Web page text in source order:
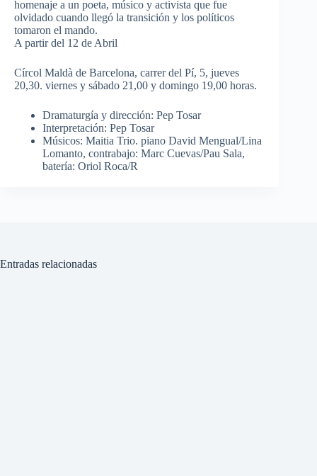
homenaje a un poeta, músico y activista que fue
olvidado cuando llegó la transición y los políticos
tomaron el mando.
A partir del 12 de Abril
Círcol Maldà de Barcelona, carrer del Pí, 5, jueves
20,30. viernes y sábado 21,00 y domingo 19,00 horas.
Dramaturgía y dirección: Pep Tosar
Interpretación: Pep Tosar
Músicos: Maitia Trio. piano David Mengual/Lina
Lomanto, contrabajo: Marc Cuevas/Pau Sala,
batería: Oriol Roca/R
Entradas relacionadas